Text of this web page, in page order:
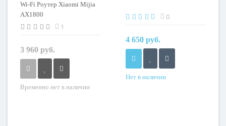
Wi-Fi Роутер Xiaomi Mijia
AX1800
1
3 960 руб.
Временно нет в наличии
0
4 650 руб.
Нет в наличии